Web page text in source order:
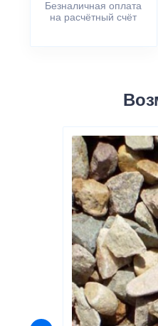
Безналичная оплата
на расчётный счёт